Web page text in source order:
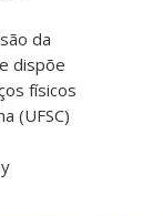
da
dispõe
físicos
(UFSC)